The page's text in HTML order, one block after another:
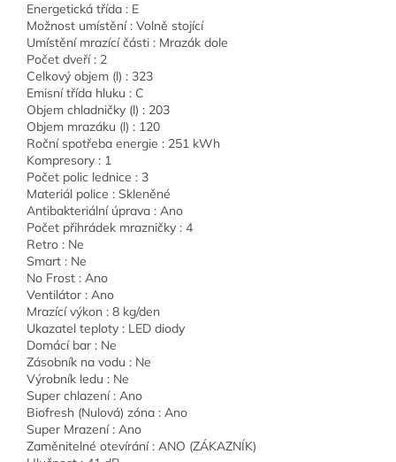
Energetická třída : E
Možnost umístění : Volně stojící
Umístění mrazící části : Mrazák dole
Počet dveří : 2
Celkový objem (l) : 323
Emisní třída hluku : C
Objem chladničky (l) : 203
Objem mrazáku (l) : 120
Roční spotřeba energie : 251 kWh
Kompresory : 1
Počet polic lednice : 3
Materiál police : Skleněné
Antibakteriální úprava : Ano
Počet přihrádek mrazničky : 4
Retro : Ne
Smart : Ne
No Frost : Ano
Ventilátor : Ano
Mrazící výkon : 8 kg/den
Ukazatel teploty : LED diody
Domácí bar : Ne
Zásobník na vodu : Ne
Výrobník ledu : Ne
Super chlazení : Ano
Biofresh (Nulová) zóna : Ano
Super Mrazení : Ano
Zaměnitelné otevírání : ANO (ZÁKAZNÍK)